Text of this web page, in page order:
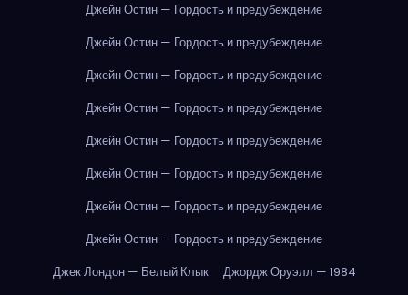
Джейн Остин — Гордость и предубеждение
Джейн Остин — Гордость и предубеждение
Джейн Остин — Гордость и предубеждение
Джейн Остин — Гордость и предубеждение
Джейн Остин — Гордость и предубеждение
Джейн Остин — Гордость и предубеждение
Джейн Остин — Гордость и предубеждение
Джейн Остин — Гордость и предубеждение
Джек Лондон — Белый Клык
Джордж Оруэлл — 1984